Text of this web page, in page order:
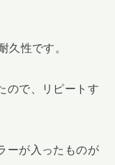
久性です。
ので、リピートす
ーが入ったものが